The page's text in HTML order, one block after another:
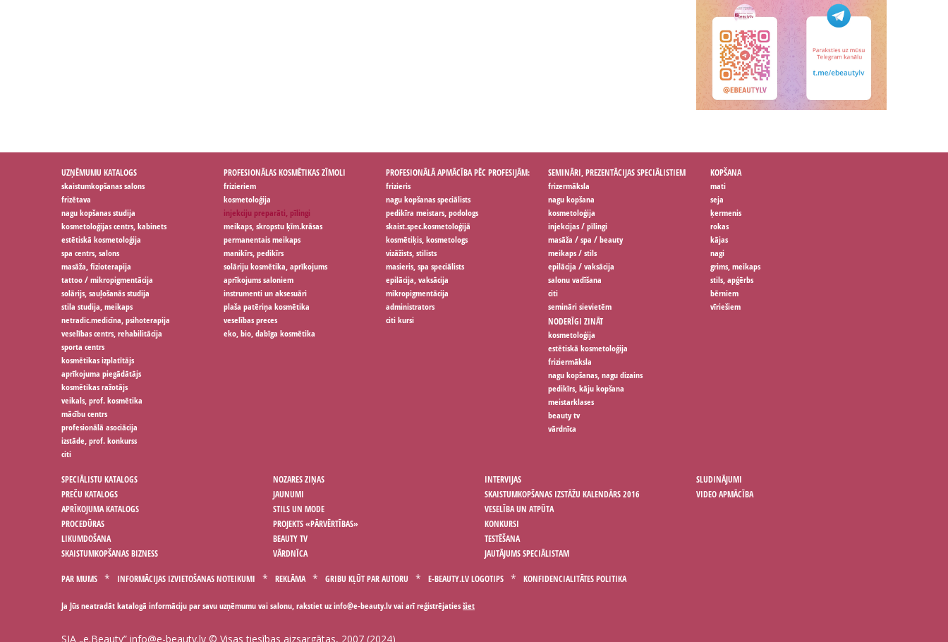
UZŅĒMUMU KATALOGS
skaistumkopšanas salons
frizētava
nagu kopšanas studija
kosmetoloģijas centrs, kabinets
estētiskā kosmetoloģija
spa centrs, salons
masāža, fizioterapija
tattoo / mikropigmentācija
solārijs, sauļošanās studija
stila studija, meikaps
netradic.medicīna, psihoterapija
veselības centrs, rehabilitācija
sporta centrs
kosmētikas izplatītājs
aprīkojuma piegādātājs
kosmētikas ražotājs
veikals, prof. kosmētika
mācību centrs
profesionālā asociācija
izstāde, prof. konkurss
citi
PROFESIONĀLAS KOSMĒTIKAS ZĪMOLI
frizieriem
kosmetoloģija
injekciju preparāti, pīlingi
meikaps, skropstu ķīm.krāsas
permanentais meikaps
manikīrs, pedikīrs
solāriju kosmētika, aprīkojums
aprīkojums saloniem
instrumenti un aksesuāri
plaša patēriņa kosmētika
veselības preces
eko, bio, dabīga kosmētika
PROFESIONĀLĀ APMĀCĪBA PĒC PROFESIJĀM:
frizieris
nagu kopšanas speciālists
pedikīra meistars, podologs
skaist.spec.kosmetoloģijā
kosmētiķis, kosmetologs
vizāžists, stilists
masieris, spa speciālists
epilācija, vaksācija
mikropigmentācija
administrators
citi kursi
SEMINĀRI, PREZENTĀCIJAS SPECIĀLISTIEM
frizermāksla
nagu kopšana
kosmetoloģija
injekcijas / pīlingi
masāža / spa / beauty
meikaps / stils
epilācija / vaksācija
salonu vadīšana
citi
semināri sievietēm
KOPŠANA
mati
seja
ķermenis
rokas
kājas
nagi
grims, meikaps
stils, apģērbs
bērniem
vīriešiem
NODERĪGI ZINĀT
kosmetoloģija
estētiskā kosmetoloģija
friziermāksla
nagu kopšanas, nagu dizains
pedikīrs, kāju kopšana
meistarklases
beauty tv
vārdnīca
SPECIĀLISTU KATALOGS
PREČU KATALOGS
APRĪKOJUMA KATALOGS
PROCEDŪRAS
LIKUMDOŠANA
SKAISTUMKOPŠANAS BIZNESS
NOZARES ZIŅAS
JAUNUMI
STILS UN MODE
PROJEKTS «PĀRVĒRTĪBAS»
BEAUTY TV
VĀRDNĪCA
INTERVIJAS
SKAISTUMKOPŠANAS IZSTĀŽU KALENDĀRS 2016
VESELĪBA UN ATPŪTA
KONKURSI
TESTĒŠANA
JAUTĀJUMS SPECIĀLISTAM
SLUDINĀJUMI
VIDEO APMĀCĪBA
PAR MUMS INFORMĀCIJAS IZVIETOŠANAS NOTEIKUMI REKLĀMA GRIBU KĻŪT PAR AUTORU E-BEAUTY.LV LOGOTIPS KONFIDENCIALITĀTES POLITIKA
Ja Jūs neatradāt katalogā informāciju par savu uzņēmumu vai salonu, rakstiet uz vai arī reģistrējatiesšiet
SIA „e.Beauty” info@e-beauty.lv © Visas tiesības aizsargātas, 2007 (2024)